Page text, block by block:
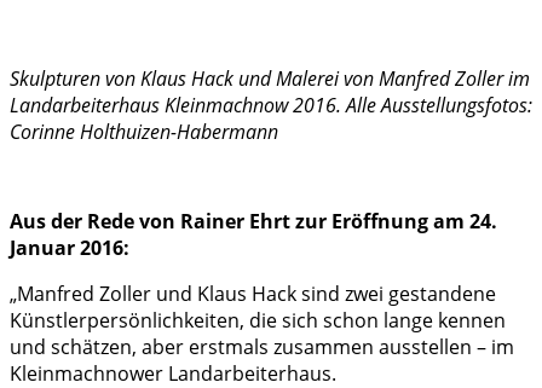
Skulpturen von Klaus Hack und Malerei von Manfred Zoller im
Landarbeiterhaus Kleinmachnow 2016. Alle Ausstellungsfotos:
Corinne Holthuizen-Habermann
Aus der Rede von Rainer Ehrt zur Eröffnung am 24.
Januar 2016:
„Manfred Zoller und Klaus Hack sind zwei gestandene
Künstlerpersönlichkeiten, die sich schon lange kennen
und schätzen, aber erstmals zusammen ausstellen – im
Kleinmachnower Landarbeiterhaus.